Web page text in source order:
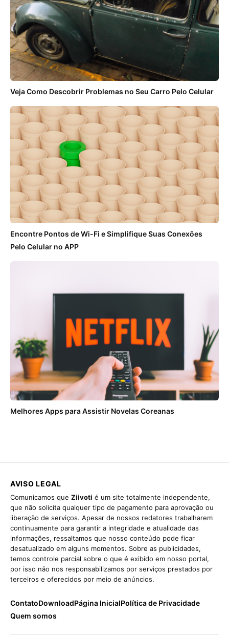
Veja Como Descobrir Problemas no Seu Carro Pelo Celular
Encontre Pontos de Wi-Fi e Simplifique Suas Conexões
Pelo Celular no APP
Melhores Apps para Assistir Novelas Coreanas
AVISO LEGAL
Comunicamos que Ziivoti é um site totalmente independente,
que não solicita qualquer tipo de pagamento para aprovação ou
liberação de serviços. Apesar de nossos redatores trabalharem
continuamente para garantir a integridade e atualidade das
informações, ressaltamos que nosso conteúdo pode ficar
desatualizado em alguns momentos. Sobre as publicidades,
temos controle parcial sobre o que é exibido em nosso portal,
por isso não nos responsabilizamos por serviços prestados por
terceiros e oferecidos por meio de anúncios.
ContatoDownloadPágina InicialPolítica de Privacidade
Quem somos